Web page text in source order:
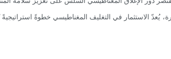
يُعدّ الاستثمار في التغليف المغناطيسي خطوةً